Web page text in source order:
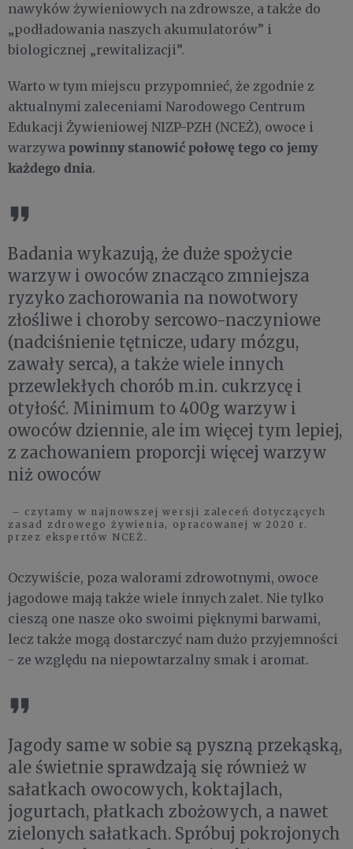
nawyków żywieniowych na zdrowsze, a także do
„podładowania naszych akumulatorów” i
biologicznej „rewitalizacji”.
Warto w tym miejscu przypomnieć, że zgodnie z
aktualnymi zaleceniami Narodowego Centrum
Edukacji Żywieniowej NIZP-PZH (NCEŻ), owoce i
warzywa powinny stanowić połowę tego co jemy
każdego dnia.
Badania wykazują, że duże spożycie
warzyw i owoców znacząco zmniejsza
ryzyko zachorowania na nowotwory
złośliwe i choroby sercowo-naczyniowe
(nadciśnienie tętnicze, udary mózgu,
zawały serca), a także wiele innych
przewlekłych chorób m.in. cukrzycę i
otyłość. Minimum to 400g warzyw i
owoców dziennie, ale im więcej tym lepiej,
z zachowaniem proporcji więcej warzyw
niż owoców
– czytamy w najnowszej wersji zaleceń dotyczących
zasad zdrowego żywienia, opracowanej w 2020 r.
przez ekspertów NCEŻ.
Oczywiście, poza walorami zdrowotnymi, owoce
jagodowe mają także wiele innych zalet. Nie tylko
cieszą one nasze oko swoimi pięknymi barwami,
lecz także mogą dostarczyć nam dużo przyjemności
- ze względu na niepowtarzalny smak i aromat.
Jagody same w sobie są pyszną przekąską,
ale świetnie sprawdzają się również w
sałatkach owocowych, koktajlach,
jogurtach, płatkach zbożowych, a nawet
zielonych sałatkach. Spróbuj pokrojonych